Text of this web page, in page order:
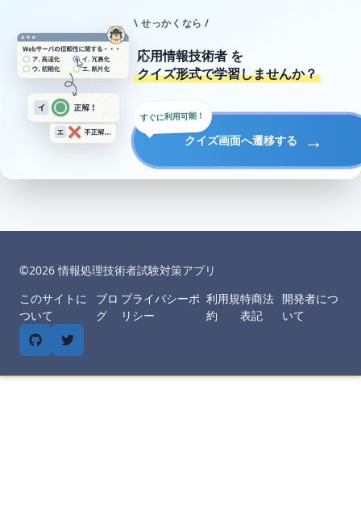
\ せっかくなら /
応用情報技術者 を
クイズ形式で学習しませんか？
クイズ画面へ遷移する →
すぐに利用可能！
©︎2026情報処理技術者試験対策アプリ
このサイトに
ついて
ブロ
グ
プライバシーポ
リシー
利用規
約
特商法
表記
開発者につ
いて